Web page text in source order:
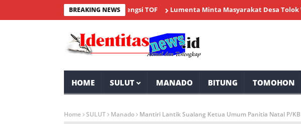
BREAKING NEWS
Minahasa Ikuti Ajang Bergengsi TOF Lumenta Minta Masyarakat Desa Tolok
HOME SULUT MANADO BITUNG TOMOHON
Home SULUT Manado Mantiri Lantik Sualang Ketua Umum Panitia Natal P/